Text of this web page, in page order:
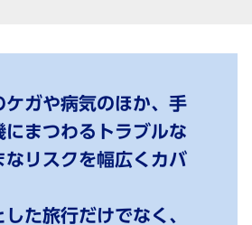
ケガや病気のほか、手
にまつわるトラブルな
なリスクを幅広くカバ
た旅行だけでなく、